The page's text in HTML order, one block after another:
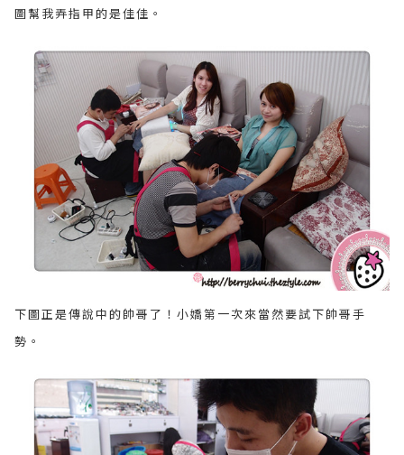
圖幫我弄指甲的是佳佳。
下圖正是傳說中的帥哥了！小嬌第一次來當然要試下帥哥手
勢。